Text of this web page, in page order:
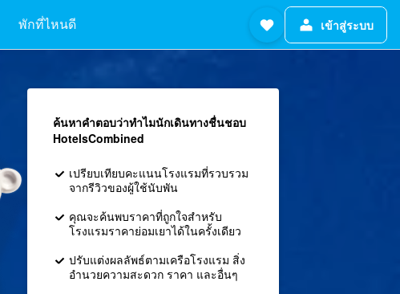
พักที่ไหนดี เข้าสู่ระบบ
ค้นหาคำตอบว่าทำไมนักเดินทางชื่นชอบ
HotelsCombined
เปรียบเทียบคะแนนโรงแรมที่รวบรวม
จากรีวิวของผู้ใช้นับพัน
คุณจะค้นพบราคาที่ถูกใจสำหรับ
โรงแรมราคาย่อมเยาได้ในครั้งเดียว
ปรับแต่งผลลัพธ์ตามเครือโรงแรม สิ่ง
อำนวยความสะดวก ราคา และอื่นๆ